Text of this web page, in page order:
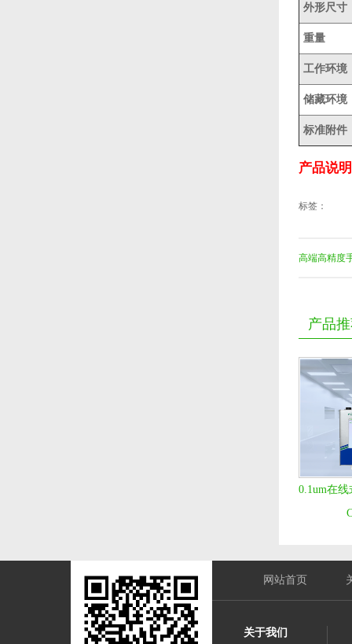
外形尺寸
重量
工作环境
储藏环境
标准附件
产品说
标签：
高端高精度
产品
0.1um在
网站首页
关于我们